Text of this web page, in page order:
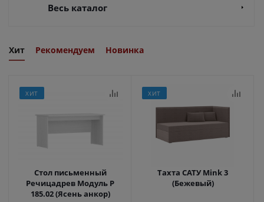
Весь каталог
Хит Рекомендуем Новинка
ХИТ
Стол письменный
Речицадрев Модуль Р
185.02 (Ясень анкор)
ХИТ
Тахта САТУ Mink 3
(Бежевый)